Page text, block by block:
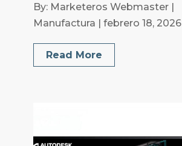
By: Marketeros Webmaster |
Manufactura | febrero 18, 2026
Read More